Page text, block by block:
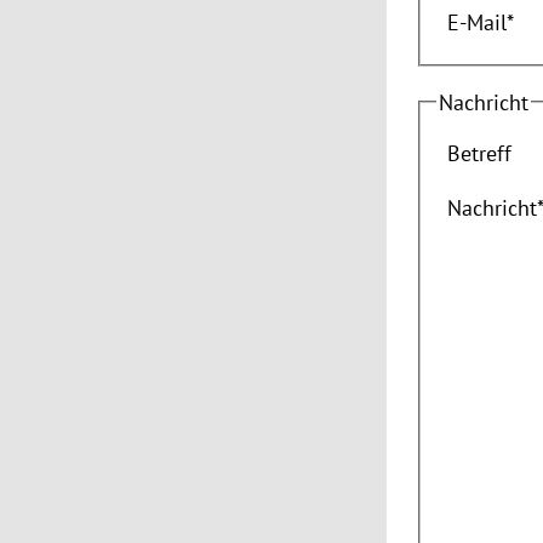
E-Mail*
Nachricht
Betreff
Nachricht